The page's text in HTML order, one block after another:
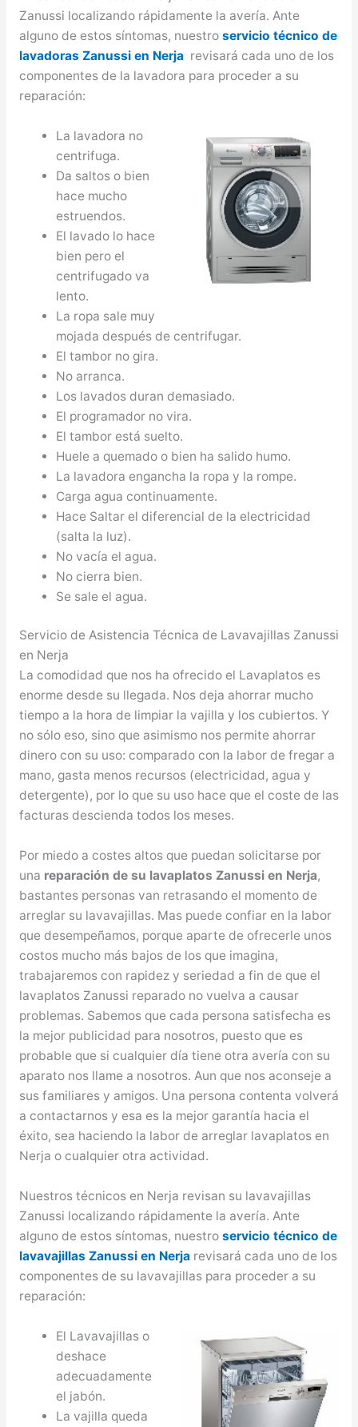
Zanussi localizando rápidamente la avería. Ante
alguno de estos síntomas, nuestro servicio técnico de
lavadoras Zanussi en Nerja revisará cada uno de los
componentes de la lavadora para proceder a su
reparación:
La lavadora no
centrifuga.
Da saltos o bien
hace mucho
estruendos.
El lavado lo hace
bien pero el
centrifugado va
lento.
La ropa sale muy
mojada después de centrifugar.
El tambor no gira.
No arranca.
Los lavados duran demasiado.
El programador no vira.
El tambor está suelto.
Huele a quemado o bien ha salido humo.
La lavadora engancha la ropa y la rompe.
Carga agua continuamente.
Hace Saltar el diferencial de la electricidad
(salta la luz).
No vacía el agua.
No cierra bien.
Se sale el agua.
Servicio de Asistencia Técnica de Lavavajillas Zanussi
en Nerja
La comodidad que nos ha ofrecido el Lavaplatos es
enorme desde su llegada. Nos deja ahorrar mucho
tiempo a la hora de limpiar la vajilla y los cubiertos. Y
no sólo eso, sino que asimismo nos permite ahorrar
dinero con su uso: comparado con la labor de fregar a
mano, gasta menos recursos (electricidad, agua y
detergente), por lo que su uso hace que el coste de las
facturas descienda todos los meses.
Por miedo a costes altos que puedan solicitarse por
una reparación de su lavaplatos Zanussi en Nerja,
bastantes personas van retrasando el momento de
arreglar su lavavajillas. Mas puede confiar en la labor
que desempeñamos, porque aparte de ofrecerle unos
costos mucho más bajos de los que imagina,
trabajaremos con rapidez y seriedad a fin de que el
lavaplatos Zanussi reparado no vuelva a causar
problemas. Sabemos que cada persona satisfecha es
la mejor publicidad para nosotros, puesto que es
probable que si cualquier día tiene otra avería con su
aparato nos llame a nosotros. Aun que nos aconseje a
sus familiares y amigos. Una persona contenta volverá
a contactarnos y esa es la mejor garantía hacia el
éxito, sea haciendo la labor de arreglar lavaplatos en
Nerja o cualquier otra actividad.
Nuestros técnicos en Nerja revisan su lavavajillas
Zanussi localizando rápidamente la avería. Ante
alguno de estos síntomas, nuestro servicio técnico de
lavavajillas Zanussi en Nerja revisará cada uno de los
componentes de su lavavajillas para proceder a su
reparación:
El Lavavajillas o
deshace
adecuadamente
el jabón.
La vajilla queda